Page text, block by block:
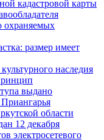
кадастровой карты
охраняемых
размер имеет
наследия
выдано
области
12 декабря
электросетевого